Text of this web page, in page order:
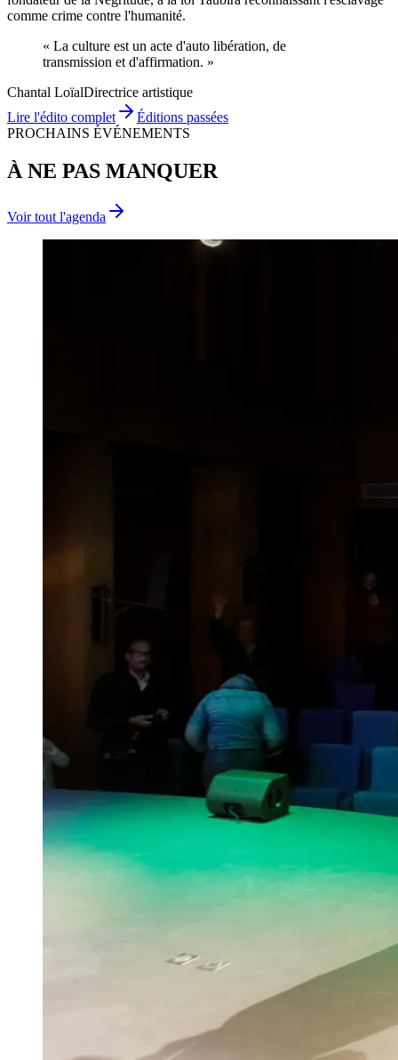
comme crime contre l'humanité.
« La culture est un acte d'auto libération, de
transmission et d'affirmation. »
Chantal LoïalDirectrice artistique
Lire l'édito complet
Éditions passées
PROCHAINS ÉVÉNEMENTS
À NE PAS MANQUER
Voir tout l'agenda